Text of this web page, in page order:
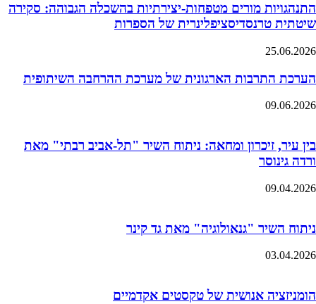
התנהגויות מורים מטפחות-יצירתיות בהשכלה הגבוהה: סקירה
שיטתית טרנסדיסציפלינרית של הספרות
25.06.2026
הערכת התרבות הארגונית של מערכת ההרחבה השיתופית
09.06.2026
בין עיר, זיכרון ומחאה: ניתוח השיר "תל-אביב רבתי" מאת
ורדה גינוסר
09.04.2026
ניתוח השיר "גנאולוגיה" מאת גד קינר
03.04.2026
הומניזציה אנושית של טקסטים אקדמיים